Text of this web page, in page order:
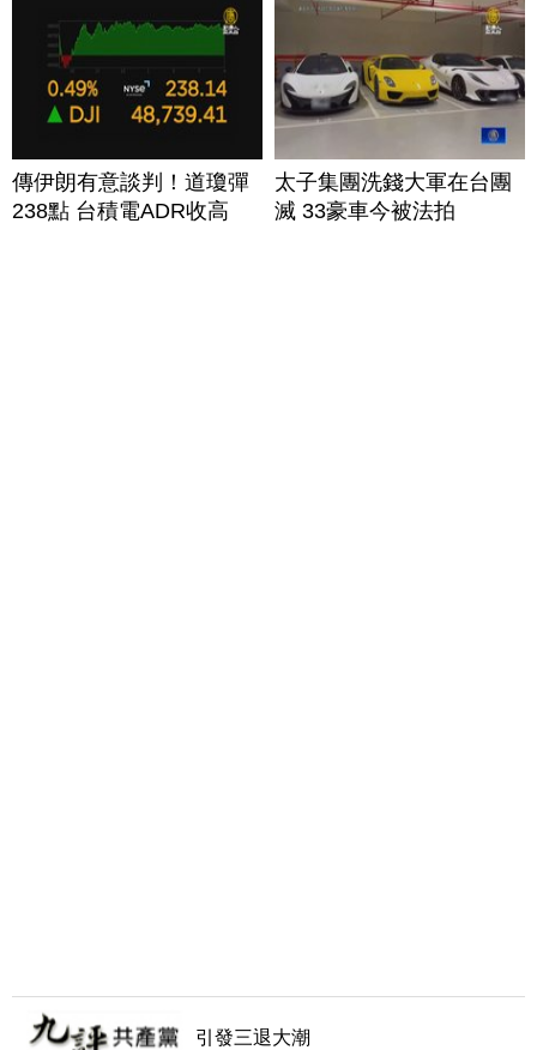
傳伊朗有意談判！道瓊彈
238點 台積電ADR收高
太子集團洗錢大軍在台團
滅 33豪車今被法拍
引發三退大潮